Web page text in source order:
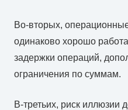
Во-вторых,
одинаково хорошо
задержки операций,
ограничения по суммам.
В-третьих, риск иллюзии